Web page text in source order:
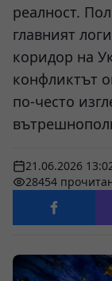
реалност.
главният
коридор на
конфликтът
по-често
21.06.2026
28454